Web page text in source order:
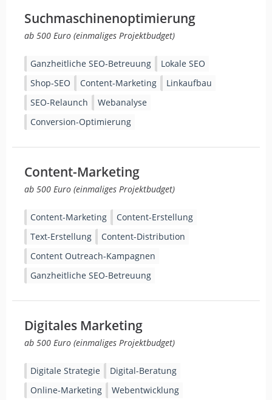
Suchmaschinenoptimierung
ab 500 Euro (einmaliges Projektbudget)
Ganzheitliche SEO-Betreuung
Lokale SEO
Shop-SEO
Content-Marketing
Linkaufbau
SEO-Relaunch
Webanalyse
Conversion-Optimierung
Content-Marketing
ab 500 Euro (einmaliges Projektbudget)
Content-Marketing
Content-Erstellung
Text-Erstellung
Content-Distribution
Content Outreach-Kampagnen
Ganzheitliche SEO-Betreuung
Digitales Marketing
ab 500 Euro (einmaliges Projektbudget)
Digitale Strategie
Digital-Beratung
Online-Marketing
Webentwicklung